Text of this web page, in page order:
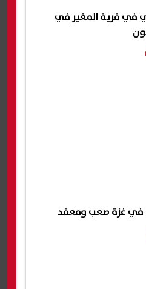
في قرية المغير في
في غزة صعب ومعقد